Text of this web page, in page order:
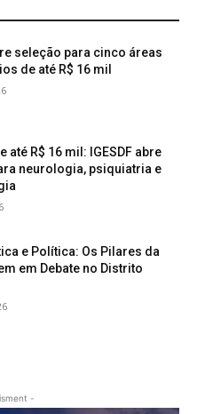
seleção para cinco áreas
de até R$ 16 mil
até R$ 16 mil: IGESDF abre
neurologia, psiquiatria e
e Política: Os Pilares da
em Debate no Distrito
-